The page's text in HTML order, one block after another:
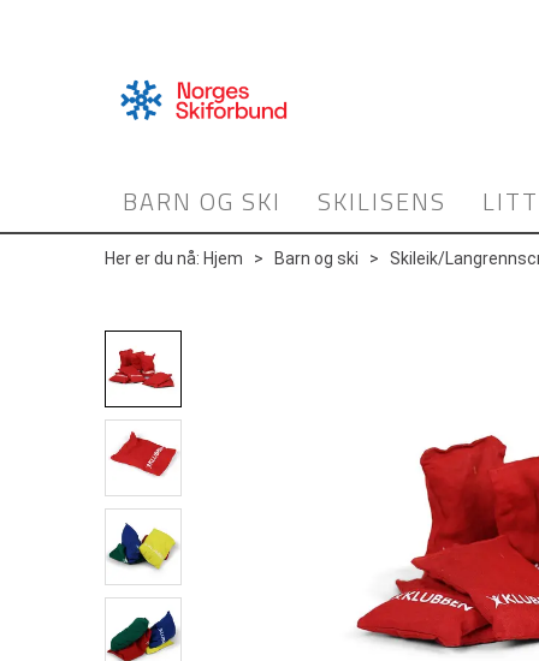
BARN OG SKI SKILISENS
Her er du nå: Hjem > Barn og ski > Skileik/